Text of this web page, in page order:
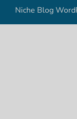
Niche Blog